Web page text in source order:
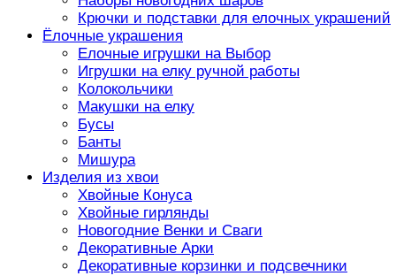
Крючки и подставки для елочных украшений
Ёлочные украшения
Елочные игрушки на Выбор
Игрушки на елку ручной работы
Колокольчики
Макушки на елку
Бусы
Банты
Мишура
Изделия из хвои
Хвойные Конуса
Хвойные гирлянды
Новогодние Венки и Сваги
Декоративные Арки
Декоративные корзинки и подсвечники